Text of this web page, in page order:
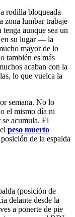
rodilla bloqueada
zona lumbar trabaje
aunque sea un
en su lugar — la
mayor de lo
también es más
acaban con la
lo que vuelca la
semana. No lo
el mismo día ni
acumula. El
peso muerto
de la espalda
(posición de
delante desde la
a ponerte de pie